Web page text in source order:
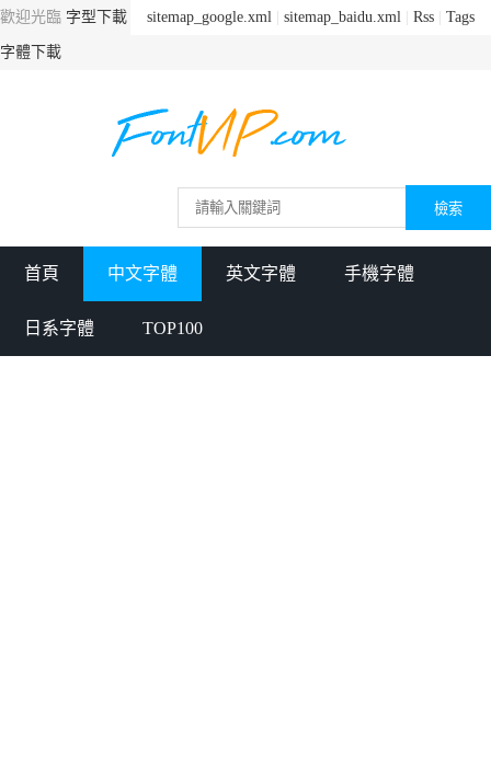
sitemap_google.xml sitemap_baidu.xml Rss Tags
歡迎光臨 字型下載
字體下載
首頁 中文字體 英文字體 手機字體
日系字體 TOP100